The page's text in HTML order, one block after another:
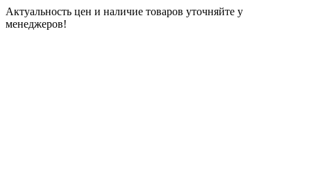
Актуальность цен и наличие товаров уточняйте у
менеджеров!